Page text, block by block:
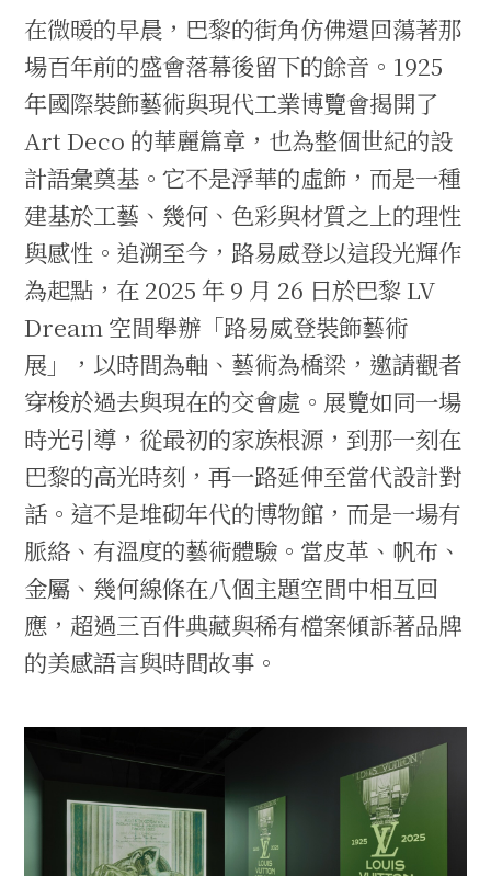
在微暖的早晨，巴黎的街角仿佛還回蕩著那
場百年前的盛會落幕後留下的餘音。1925
年國際裝飾藝術與現代工業博覽會揭開了
Art Deco 的華麗篇章，也為整個世紀的設
計語彙奠基。它不是浮華的虛飾，而是一種
建基於工藝、幾何、色彩與材質之上的理性
與感性。追溯至今，路易威登以這段光輝作
為起點，在 2025 年 9 月 26 日於巴黎 LV
Dream 空間舉辦「路易威登裝飾藝術
展」，以時間為軸、藝術為橋梁，邀請觀者
穿梭於過去與現在的交會處。展覽如同一場
時光引導，從最初的家族根源，到那一刻在
巴黎的高光時刻，再一路延伸至當代設計對
話。這不是堆砌年代的博物館，而是一場有
脈絡、有溫度的藝術體驗。當皮革、帆布、
金屬、幾何線條在八個主題空間中相互回
應，超過三百件典藏與稀有檔案傾訴著品牌
的美感語言與時間故事。